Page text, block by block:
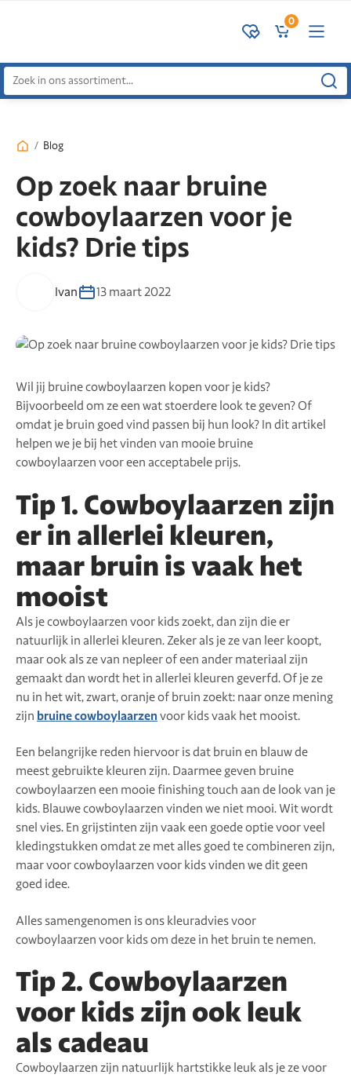
0
Zoeken
naar:
/ Blog
Op zoek naar bruine
cowboylaarzen voor je
kids? Drie tips
Ivan 13 maart 2022
Wil jij bruine cowboylaarzen kopen voor je kids?
Bijvoorbeeld om ze een wat stoerdere look te geven? Of
omdat je bruin goed vind passen bij hun look? In dit artikel
helpen we je bij het vinden van mooie bruine
cowboylaarzen voor een acceptabele prijs.
Tip 1. Cowboylaarzen zijn
er in allerlei kleuren,
maar bruin is vaak het
mooist
Als je cowboylaarzen voor kids zoekt, dan zijn die er
natuurlijk in allerlei kleuren. Zeker als je ze van leer koopt,
maar ook als ze van nepleer of een ander materiaal zijn
gemaakt dan wordt het in allerlei kleuren geverfd. Of je ze
nu in het wit, zwart, oranje of bruin zoekt: naar onze mening
zijn bruine cowboylaarzenvoor kids vaak het mooist.
Een belangrijke reden hiervoor is dat bruin en blauw de
meest gebruikte kleuren zijn. Daarmee geven bruine
cowboylaarzen een mooie finishing touch aan de look van je
kids. Blauwe cowboylaarzen vinden we niet mooi. Wit wordt
snel vies. En grijstinten zijn vaak een goede optie voor veel
kledingstukken omdat ze met alles goed te combineren zijn,
maar voor cowboylaarzen voor kids vinden we dit geen
goed idee.
Alles samengenomen is ons kleuradvies voor
cowboylaarzen voor kids om deze in het bruin te nemen.
Tip 2. Cowboylaarzen
voor kids zijn ook leuk
als cadeau
Cowboylaarzen zijn natuurlijk hartstikke leuk als je ze voor